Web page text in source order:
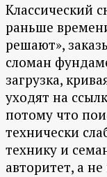
Классический
раньше
решают»,
сломан
загрузка,
уходят на
потому что
технически
технику и
авторитет, а